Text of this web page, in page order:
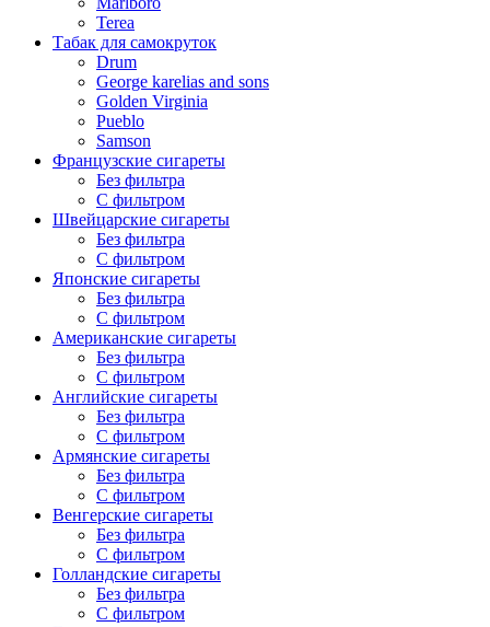
Terea
Табак для самокруток
Drum
George karelias and sons
Golden Virginia
Pueblo
Samson
Французские сигареты
Без фильтра
С фильтром
Швейцарские сигареты
Без фильтра
С фильтром
Японские сигареты
Без фильтра
С фильтром
Американские сигареты
Без фильтра
С фильтром
Английские сигареты
Без фильтра
С фильтром
Армянские сигареты
Без фильтра
С фильтром
Венгерские сигареты
Без фильтра
С фильтром
Голландские сигареты
Без фильтра
С фильтром